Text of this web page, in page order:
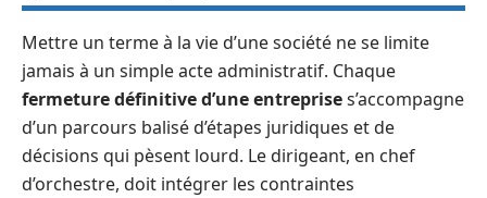
Mettre un terme à la vie d’une société ne se limite
jamais à un simple acte administratif. Chaque
fermeture définitive d’une entreprises’accompagne
d’un parcours balisé d’étapes juridiques et de
décisions qui pèsent lourd. Le dirigeant, en chef
d’orchestre, doit intégrer les contraintes